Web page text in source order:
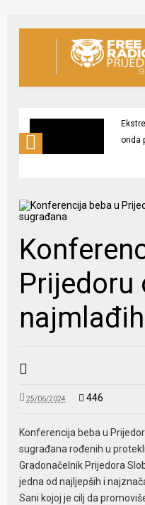
onda
Prijedoru
25/06/2024 446
Konferencija beba u
sugrađana rođenih u
Gradonačelnik Prijedora
jedna od najljepših i
Sani kojoj je cilj da